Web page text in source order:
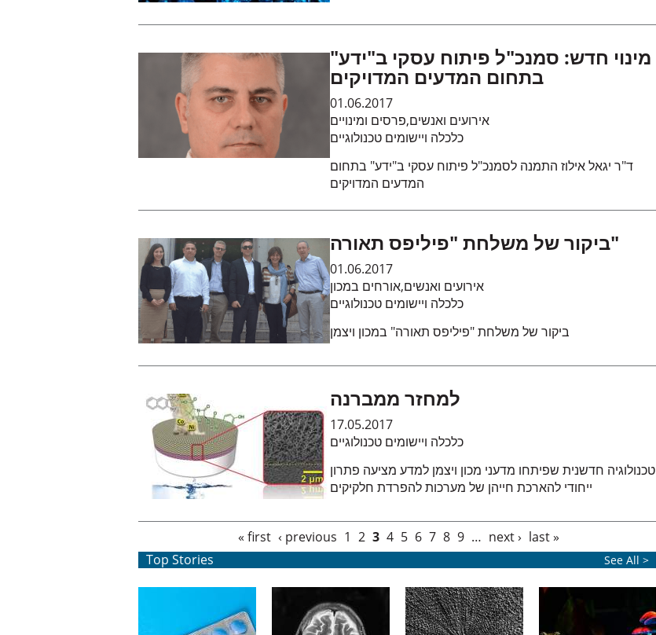
מינוי חדש: סמנכ"ל פיתוח עסקי ב"ידע"
בתחום המדעים המדויקים
01.06.2017
אירועים ואנשים,פרסים ומינויים
כלכלה ויישומים טכנולוגיים
ד"ר יגאל אילוז התמנה לסמנכ"ל פיתוח עסקי ב"ידע" בתחום
המדעים המדויקים
ביקור של משלחת "פיליפס תאורה"
01.06.2017
אירועים ואנשים,אורחים במכון
כלכלה ויישומים טכנולוגיים
ביקור של משלחת "פיליפס תאורה" במכון ויצמן
למחזר ממברנה
17.05.2017
כלכלה ויישומים טכנולוגיים
טכנולוגיה חדשנית שפיתחו מדעני מכון ויצמן למדע מציעה פתרון
« first ‹ previous 1 2 3 4 5 6 7 8 9 … next › last »
Top Stories
See All >